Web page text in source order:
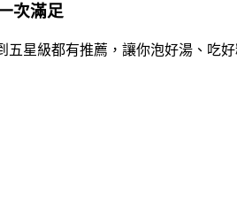
次滿足
星級都有推薦，讓你泡好湯、吃好